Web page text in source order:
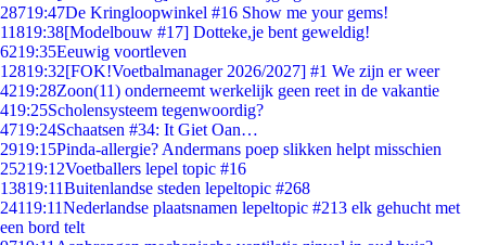
28719:47De Kringloopwinkel #16 Show me your gems!
11819:38[Modelbouw #17] Dotteke,je bent geweldig!
6219:35Eeuwig voortleven
12819:32[FOK!Voetbalmanager 2026/2027] #1 We zijn er weer
4219:28Zoon(11) onderneemt werkelijk geen reet in de vakantie
419:25Scholensysteem tegenwoordig?
4719:24Schaatsen #34: It Giet Oan…
2919:15Pinda-allergie? Andermans poep slikken helpt misschien
25219:12Voetballers lepel topic #16
13819:11Buitenlandse steden lepeltopic #268
24119:11Nederlandse plaatsnamen lepeltopic #213 elk gehucht met
een bord telt